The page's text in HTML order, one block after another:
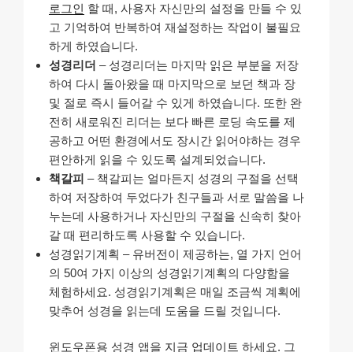
로그인 할 때, 사용자 자신만의 설정을 만들 수 있
고 기억하여 반복하여 재설정하는 작업이 불필요
하게 하였습니다.
성경리더 – 성경리더는 마지막 읽은 부분을 저장
하여 다시 돌아왔을 때 마지막으로 보던 책과 장
및 절로 즉시 들어갈 수 있게 하였습니다. 또한 완
전히 새로워진 리더는 보다 빠른 로딩 속도를 제
공하고 어떤 환경에서도 장시간 읽어야하는 경우
편안하게 읽을 수 있도록 설계되었습니다.
책갈피 – 책갈피는 얼마든지 성경의 구절을 선택
하여 저장하여 두었다가 친구들과 서로 말씀을 나
누는데 사용하거나 자신만의 구절을 신속히 찾아
갈 때 편리하도록 사용할 수 있습니다.
성경읽기계획 – 유버전이 제공하는, 열 가지 언어
의 50여 가지 이상의 성경읽기계획의 다양함을
체험하세요. 성경읽기계획은 매일 조금씩 계획에
맞추어 성경을 읽는데 도움을 드릴 것입니다.
윈도우폰용 성경 앱을 지금 업데이트 하세요. 그